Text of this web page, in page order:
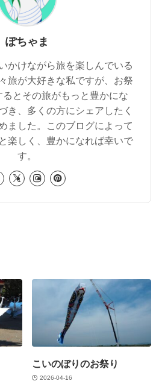
ぽちゃま
かけながら旅を楽しんでいる
旅が大好きな私ですが、お祭
とその旅がもっと豊かにな
き、多くの方にシェアしたく
ました。このブログによって
楽しく、豊かになれば幸いで
す。
こいのぼりのお祭り
2026-04-16